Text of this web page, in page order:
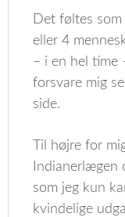
Det føltes
eller 4
– i en hel time
forsvare mig
side.
Til højre for
Indianerlægen
som jeg kun
kvindelige